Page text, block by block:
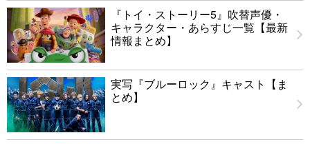
『トイ・ストーリー5』吹替声優・
キャラクター・あらすじ一覧【最新
情報まとめ】
実写『ブルーロック』キャスト【ま
とめ】